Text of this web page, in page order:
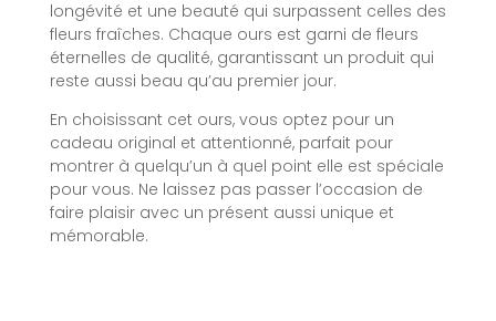
longévité et une beauté qui surpassent celles des
fleurs fraîches. Chaque ours est garni de fleurs
éternelles de qualité, garantissant un produit qui
reste aussi beau qu’au premier jour.
En choisissant cet ours, vous optez pour un
cadeau original et attentionné, parfait pour
montrer à quelqu’un à quel point elle est spéciale
pour vous. Ne laissez pas passer l’occasion de
faire plaisir avec un présent aussi unique et
mémorable.